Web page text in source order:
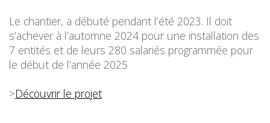
Le chantier, a débuté pendant l’été 2023. Il doit
s’achever à l’automne 2024 pour une installation des
7 entités et de leurs 280 salariés programmée pour
le début de l’année 2025
>Découvrir le projet